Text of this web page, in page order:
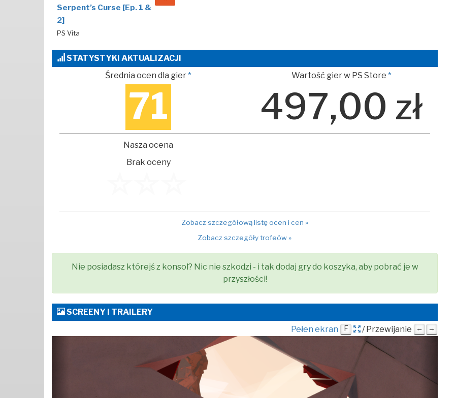
Serpent’s Curse [Ep. 1 &
2]
PS Vita
STATYSTYKI AKTUALIZACJI
Średnia ocen dla gier*
71
Wartość gier w PS Store *
497,00 zł
Nasza ocena
Brak oceny
Zobacz szczegółową listę ocen i cen »
Zobacz szczegóły trofeów »
Nie posiadasz którejś z konsol? Nic nie szkodzi - i tak dodaj gry do koszyka, aby pobrać je w
przyszłości!
SCREENY I TRAILERY
Pełen ekran
F / Przewijanie ← →